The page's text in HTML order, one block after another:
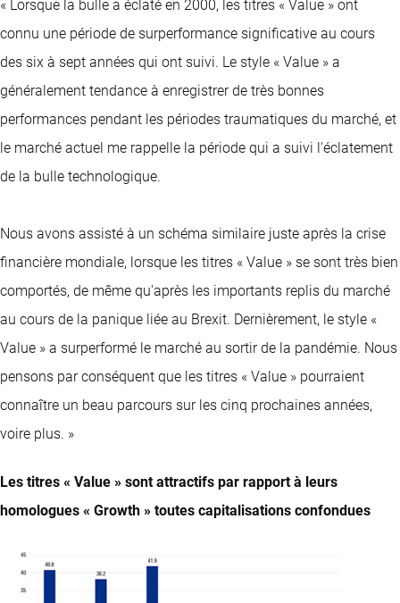
« Lorsque la bulle a éclaté en 2000, les titres « Value » ont
connu une période de surperformance significative au cours
des six à sept années qui ont suivi. Le style « Value » a
généralement tendance à enregistrer de très bonnes
performances pendant les périodes traumatiques du marché, et
le marché actuel me rappelle la période qui a suivi l'éclatement
de la bulle technologique.
Nous avons assisté à un schéma similaire juste après la crise
financière mondiale, lorsque les titres « Value » se sont très bien
comportés, de même qu'après les importants replis du marché
au cours de la panique liée au Brexit. Dernièrement, le style «
Value » a surperformé le marché au sortir de la pandémie. Nous
pensons par conséquent que les titres « Value » pourraient
connaître un beau parcours sur les cinq prochaines années,
voire plus. »
Les titres « Value » sont attractifs par rapport à leurs
homologues « Growth » toutes capitalisations confondues